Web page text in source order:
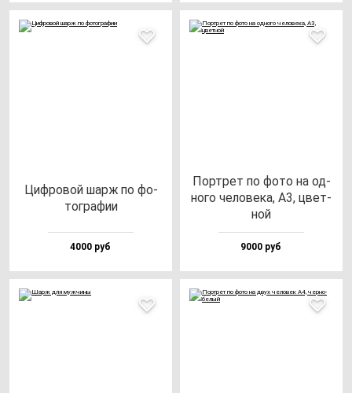
Циф­ро­вой шарж по фо­
тог­ра­фии
4000 руб
Пор­трет по фо­то на од­
но­го че­ло­ве­ка, А3, цвет­
ной
9000 руб